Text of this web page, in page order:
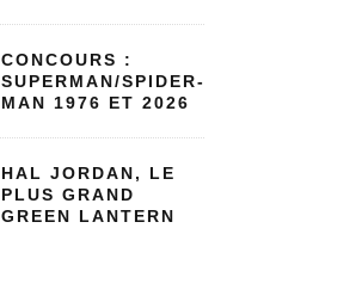
CONCOURS :
SUPERMAN/SPIDER-
MAN 1976 ET 2026
HAL JORDAN, LE
PLUS GRAND
GREEN LANTERN